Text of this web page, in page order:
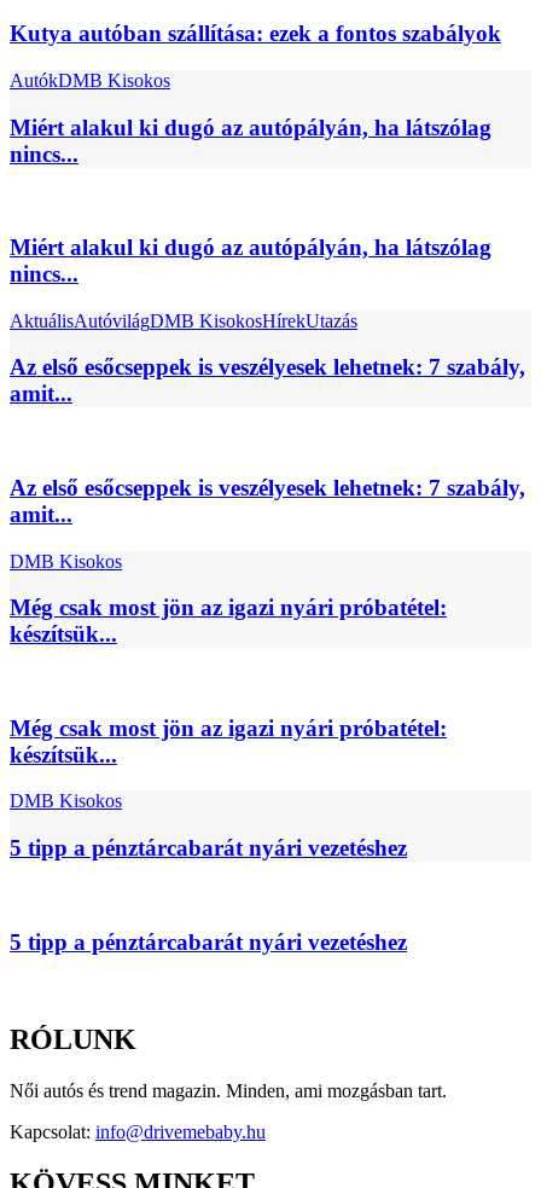
Kutya autóban szállítása: ezek a fontos szabályok
AutókDMB Kisokos
Miért alakul ki dugó az autópályán, ha látszólag
nincs...
Miért alakul ki dugó az autópályán, ha látszólag
nincs...
AktuálisAutóvilágDMB KisokosHírekUtazás
Az első esőcseppek is veszélyesek lehetnek: 7 szabály,
amit...
Az első esőcseppek is veszélyesek lehetnek: 7 szabály,
amit...
DMB Kisokos
Még csak most jön az igazi nyári próbatétel:
készítsük...
Még csak most jön az igazi nyári próbatétel:
készítsük...
DMB Kisokos
5 tipp a pénztárcabarát nyári vezetéshez
5 tipp a pénztárcabarát nyári vezetéshez
RÓLUNK
Női autós és trend magazin. Minden, ami mozgásban tart.
Kapcsolat: info@drivemebaby.hu